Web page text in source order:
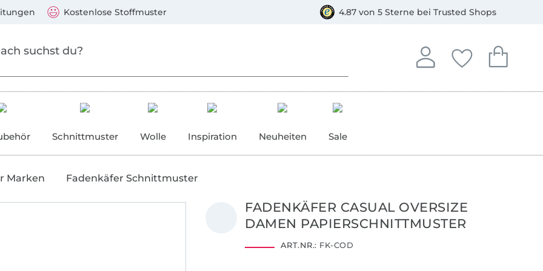
Kostenlose Stoffmuster 4.87 von 5 Sterne bei Trusted Shops
Anmelden
In deinem Konto
Deine
Du hast keine
Dein
Du hast
Schnittmuster Wolle Inspiration Neuheiten Sale
Marken Fadenkäfer Schnittmuster
FADENKÄFER CASUAL OVERSIZE
DAMEN PAPIERSCHNITTMUSTER
ART.NR.: FK-COD
Mastercard, PayPal, Giropay, Kauf auf Rechnung, Vorkasse